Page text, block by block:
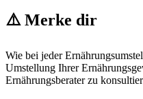
⚠️ Merke dir
Wie bei jeder
Umstellung Ihrer
Ernährungsberater zu